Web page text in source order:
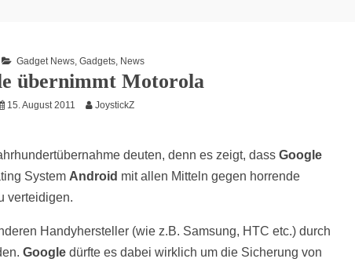
Gadget News, Gadgets, News
übernimmt Motorola
15. August 2011 JoystickZ
deuten, denn es zeigt, dass Google
System Android mit allen Mitteln gegen horrende
verteidigen.
Handyhersteller (wie z.B. Samsung, HTC etc.) durch
Google dürfte es dabei wirklich um die Sicherung von